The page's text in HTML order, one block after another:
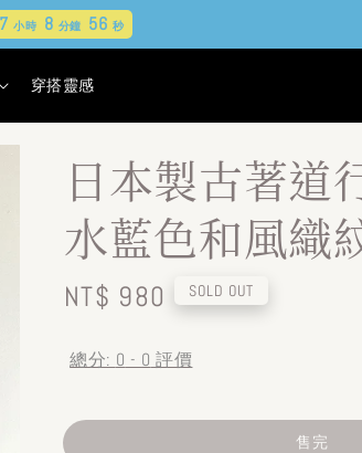
7小時 8 分鐘 54 秒
穿搭靈感
日本製古著道
水藍色和風織
Regular
NT$ 980 SOLD OUT
總分: 0 - 0 評價
售完